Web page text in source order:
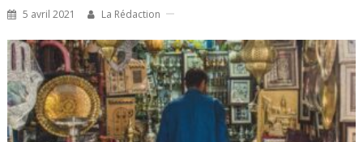
5 avril 2021 La Rédaction